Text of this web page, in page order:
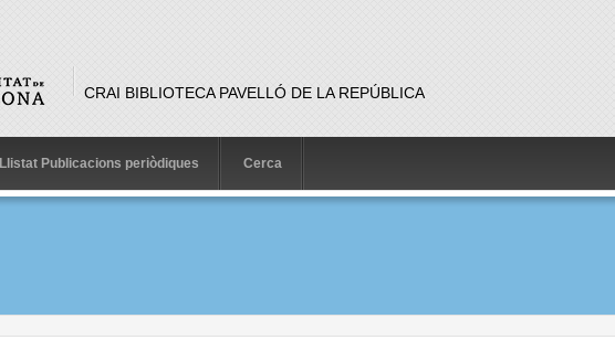
CRAI BIBLIOTECA PAVELLÓ DE LA REPÚBLICA
Llistat Publicacions periòdiques Cerca